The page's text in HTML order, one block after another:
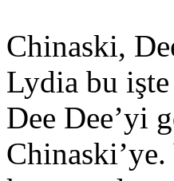
Chinaski,
Lydia bu
Dee Dee’yi